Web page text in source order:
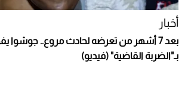
أخبار
بعد 7 أشهر من تعرضه لحادث مروع.. جوشوا
بـ"الضربة القاضية" (فيديو)